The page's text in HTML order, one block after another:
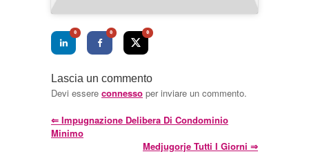
0 0 0
Lascia un commento
Devi essere connesso per inviare un commento.
⇐ Impugnazione Delibera Di Condominio
Minimo
Medjugorje Tutti I Giorni ⇒